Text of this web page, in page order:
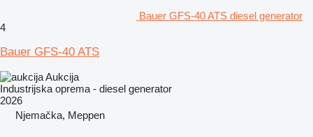
Bauer GFS-40 ATS diesel generator
4
Bauer GFS-40 ATS
Aukcija
Industrijska oprema - diesel generator
2026
Njemačka, Meppen